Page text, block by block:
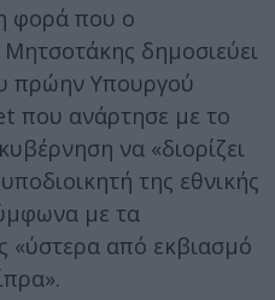
φορά που ο
δημοσιεύει
πρώην Υπουργού
που ανάρτησε με το
να «διορίζει
της εθνικής
με τα
«ύστερα από εκβιασμό